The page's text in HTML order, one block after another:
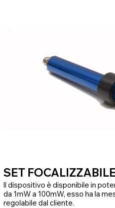
SET FOCALIZZABILE
ll dispositivo è disponibile in
da 1mW a 100mW, esso ha la
regolabile dal cliente.